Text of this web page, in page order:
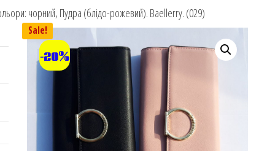
чорний, Пудра (блідо-рожевий). Baellerry. (029)
Sale!
-20%